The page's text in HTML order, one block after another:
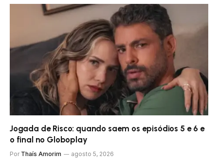
Jogada de Risco: quando saem os episódios 5 e 6 e
o final no Globoplay
Por Thaís Amorim agosto 5, 2026